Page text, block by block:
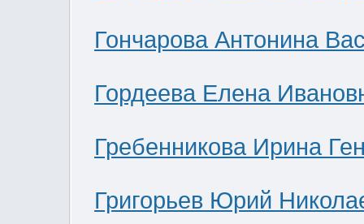
Гончарова Антонина
Гордеева Елена
Гребенникова Ирина
Григорьев Юрий